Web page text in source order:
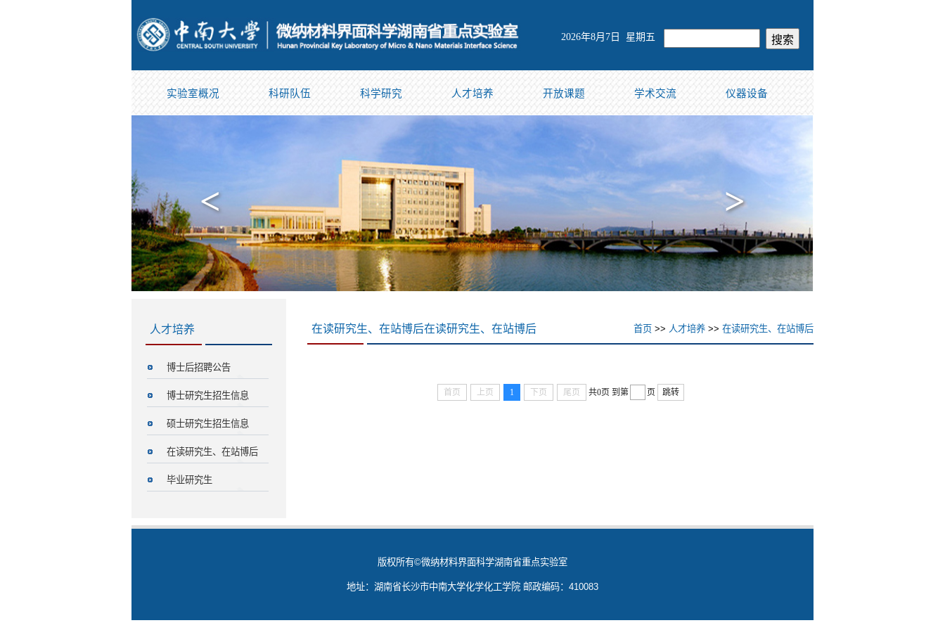
2026年8月7日 星期五
实验室概况 科研队伍 科学研究 人才培养 开放课题 学术交流 仪器设备
< >
人才培养
博士后招聘公告
博士研究生招生信息
硕士研究生招生信息
在读研究生、在站博后
毕业研究生
在读研究生、在站博后在读研究生、在站博后 首页 >> 人才培养 >> 在读研究生、在站博后
首页 上页 1 下页 尾页 共0页 到第 页 跳转
版权所有©微纳材料界面科学湖南省重点实验室
地址：湖南省长沙市中南大学化学化工学院 邮政编码：410083